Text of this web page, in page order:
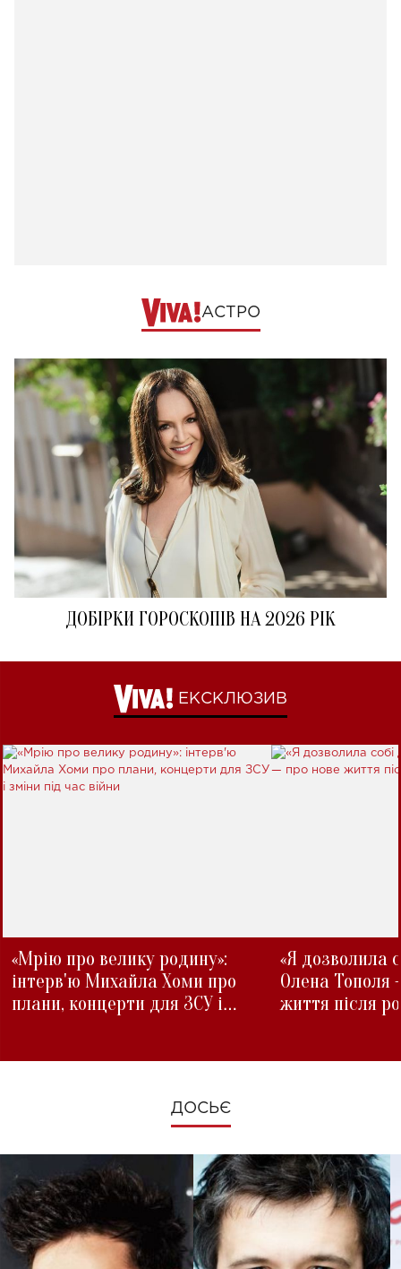
АСТРО
ДОБІРКИ ГОРОСКОПІВ НА 2026 РІК
ЕКСКЛЮЗИВ
«Мрію про велику родину»:
інтерв'ю Михайла Хоми про
плани, концерти для ЗСУ і
«Я дозволила
Олена Тополя
життя після
ДОСЬЄ